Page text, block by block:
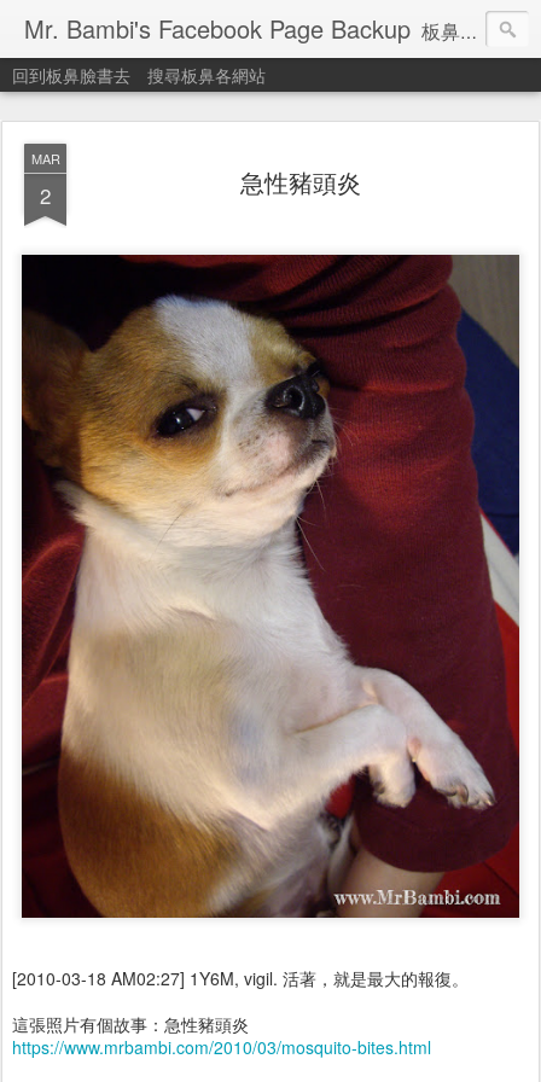
Mr. Bambi's Facebook Page Backup 板鼻臉書備份站
回到板鼻臉書去 搜尋板鼻各網站
MAR
2 急性豬頭炎
[2010-03-18 AM02:27] 1Y6M, vigil. 活著，就是最大的報復。
這張照片有個故事：急性豬頭炎
https://www.mrbambi.com/2010/03/mosquito-bites.html